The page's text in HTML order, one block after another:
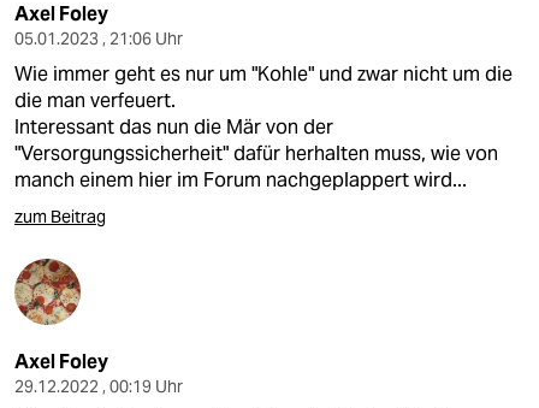
Axel Foley
05.01.2023 , 21:06 Uhr
Wie immer geht es nur um "Kohle" und zwar nicht um die
die man verfeuert.
Interessant das nun die Mär von der
"Versorgungssicherheit" dafür herhalten muss, wie von
manch einem hier im Forum nachgeplappert wird...
zum Beitrag
Axel Foley
29.12.2022 , 00:19 Uhr